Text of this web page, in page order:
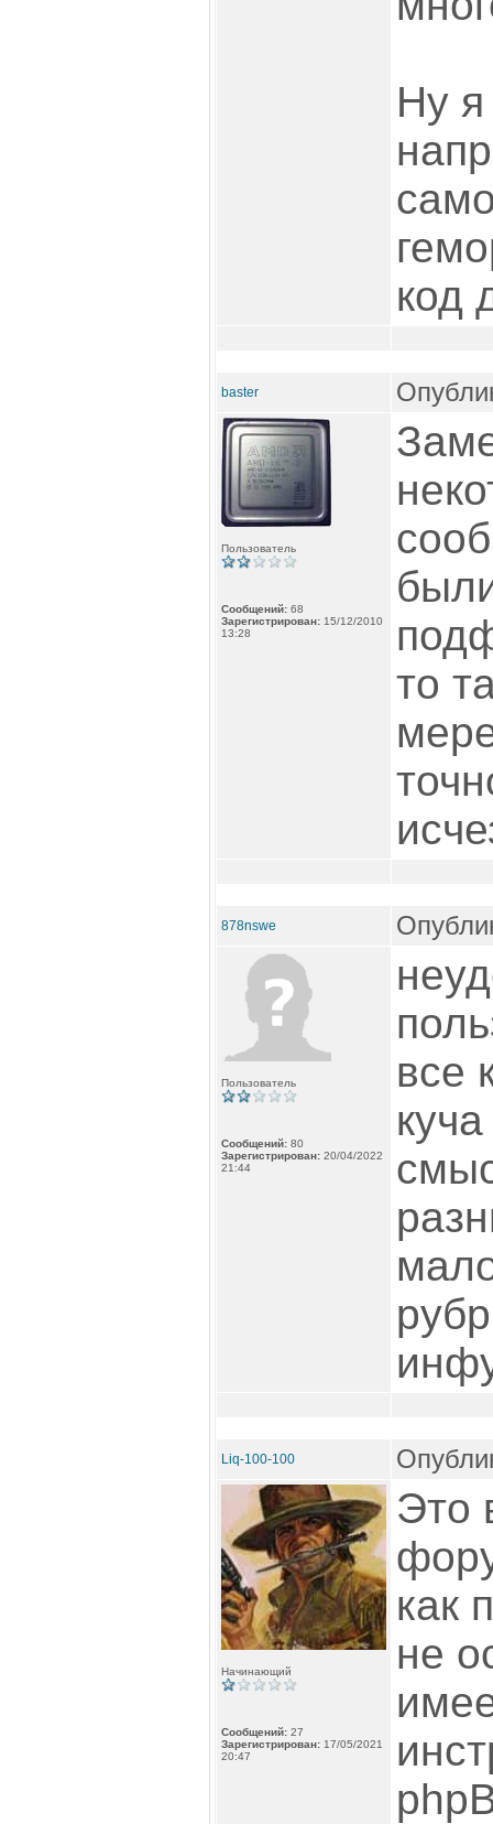
Ну
код
baster
Пользователь
Сообщений: 68
Зарегистрирован: 15/12/2010
13:28
то
878nswe
Пользователь
Сообщений: 80
Зарегистрирован: 20/04/2022
21:44
все
Liq-100-100
Начинающий
Сообщений: 27
Зарегистрирован: 17/05/2021
20:47
Это
как
не